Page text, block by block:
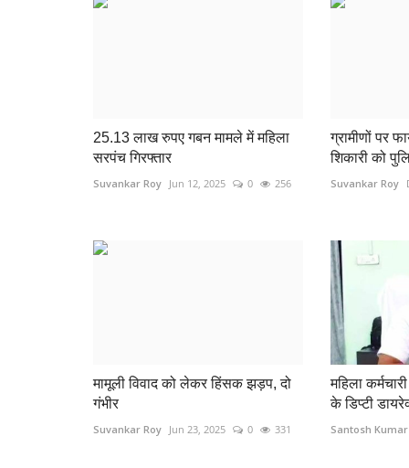
25.13 लाख रुपए गबन मामले में महिला
सरपंच गिरफ्तार
Suvankar Roy Jun 12, 2025 0 256
ग्रामीणों पर
शिकारी को
Suvankar Roy
मामूली विवाद को लेकर हिंसक झड़प, दो
गंभीर
Suvankar Roy Jun 23, 2025 0 331
महिला
के डिप्टी
Santosh Kumar